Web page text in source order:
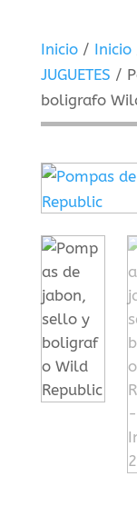
Inicio/ Inicio
JUGUETES /
boligrafo